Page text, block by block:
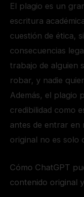
El plagio es un
escritura
cuestión de ética,
consecuencias
trabajo de alguien
robar, y nadie
Además, el plagio
credibilidad como
antes de entrar en
original no es solo
Cómo ChatGPT
contenido original